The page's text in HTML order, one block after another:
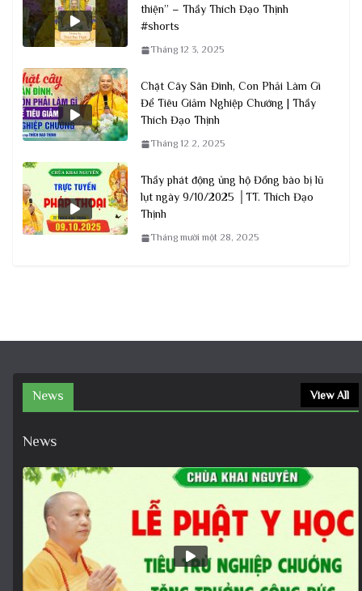
thiện” – Thầy Thích Đạo Thịnh
#shorts
Tháng 12 3, 2025
Chặt Cây Sân Đình, Con Phải Làm Gì
Để Tiêu Giảm Nghiệp Chướng | Thầy
Thích Đạo Thịnh
Tháng 12 2, 2025
Thầy phát động ủng hộ Đồng bào bị lũ
lụt ngày 9/10/2025 │TT. Thích Đạo
Thịnh
Tháng mười một 28, 2025
News View All
News